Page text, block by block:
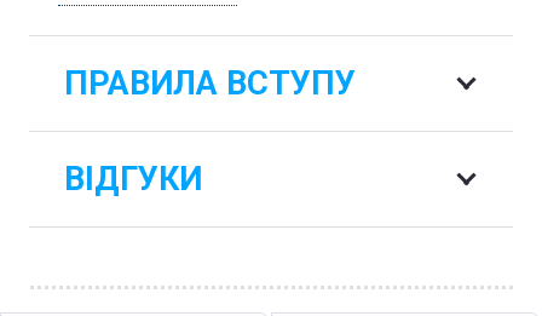
Краківський Педагогічний Університет
пропонує отримати диплом за спеціальністю:
Регіональний та місцевий розвиток в Польщі
від 830 €
освіта ➤ місто Краків , дзвоніть зараз ☎
ПРАВИЛА ВСТУПУ
ВІДГУКИ